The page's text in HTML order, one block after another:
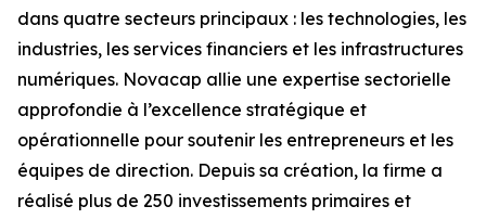
dans quatre secteurs principaux : les technologies, les
industries, les services financiers et les infrastructures
numériques. Novacap allie une expertise sectorielle
approfondie à l’excellence stratégique et
opérationnelle pour soutenir les entrepreneurs et les
équipes de direction. Depuis sa création, la firme a
réalisé plus de 250 investissements primaires et